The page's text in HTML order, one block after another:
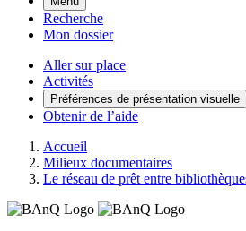
Recherche
Mon dossier
Aller sur place
Activités
Préférences de présentation visuelle
Obtenir de l’aide
Accueil
Milieux documentaires
Le réseau de prêt entre